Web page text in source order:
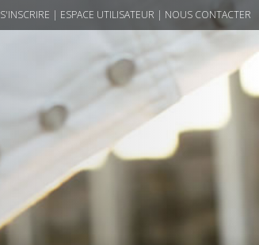
S'INSCRIRE | ESPACE UTILISATEUR | NOUS CONTACTER